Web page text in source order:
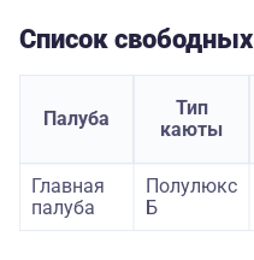
Список
Палуба
Тип
каюты
Главная
палуба
Полулюкс
Б